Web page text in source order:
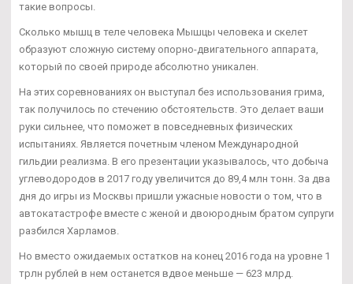
такие вопросы.
Сколько мышц в теле человека Мышцы человека и скелет
образуют сложную систему опорно-двигательного аппарата,
который по своей природе абсолютно уникален.
На этих соревнованиях он выступал без использования грима,
так получилось по стечению обстоятельств. Это делает ваши
руки сильнее, что поможет в повседневных физических
испытаниях. Является почетным членом Международной
гильдии реализма. В его презентации указывалось, что добыча
углеводородов в 2017 году увеличится до 89,4 млн тонн. За два
дня до игры из Москвы пришли ужасные новости о том, что в
автокатастрофе вместе с женой и двоюродным братом супруги
разбился Харламов.
Но вместо ожидаемых остатков на конец 2016 года на уровне 1
трлн рублей в нем останется вдвое меньше — 623 млрд.